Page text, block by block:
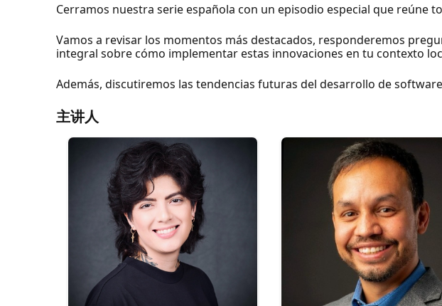
Cerramos nuestra serie española con un episodio especial que reúne
Vamos a revisar los momentos más destacados, responderemos
integral sobre cómo implementar estas innovaciones en tu contexto
Además, discutiremos las tendencias futuras del desarrollo de
主讲人